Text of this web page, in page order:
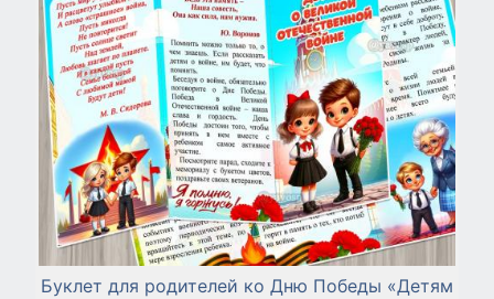
Буклет для родителей ко Дню Победы «Детям